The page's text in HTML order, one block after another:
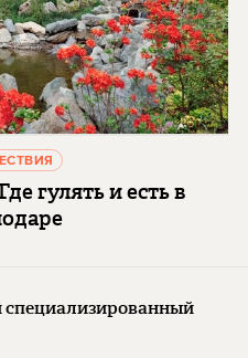
гулять и есть в
специализированный